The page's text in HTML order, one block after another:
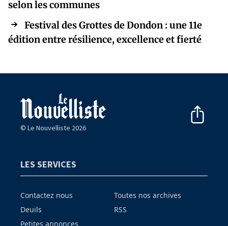
selon les communes
Festival des Grottes de Dondon : une 11e
édition entre résilience, excellence et fierté
© Le Nouvelliste 2026
LES SERVICES
Contactez nous
Deuils
Petites annonces
Toutes nos archives
RSS